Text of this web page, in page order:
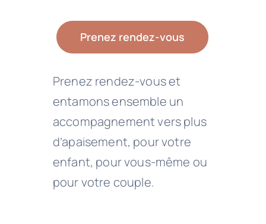
Prenez rendez-vous
Prenez rendez-vous et
entamons ensemble un
accompagnement vers plus
d’apaisement, pour votre
enfant, pour vous-même ou
pour votre couple.